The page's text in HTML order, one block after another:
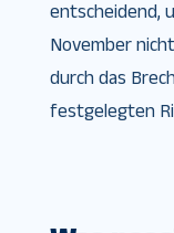
entscheidend,
November
durch das
festgelegten